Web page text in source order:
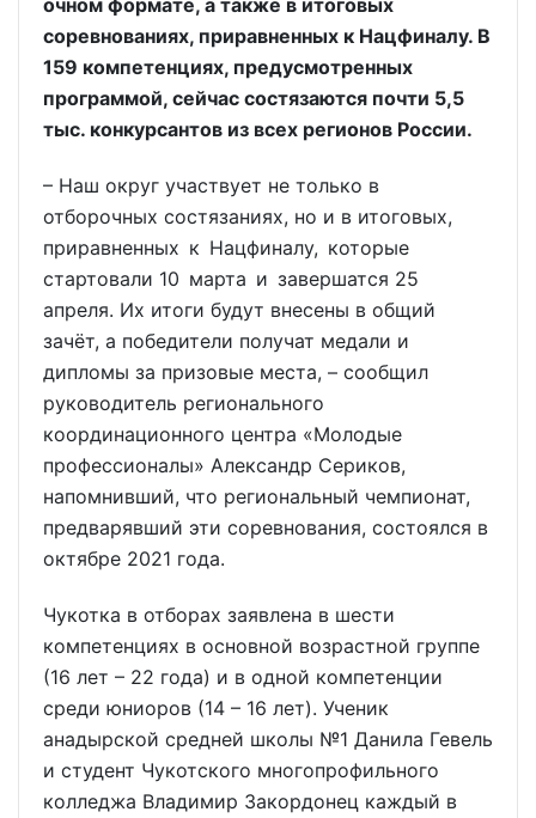
очном формате, а также в итоговых
соревнованиях, приравненных к Нацфиналу. В
159 компетенциях, предусмотренных
программой, сейчас состязаются почти 5,5
тыс. конкурсантов из всех регионов России.
– Наш округ участвует не только в
отборочных состязаниях, но и в итоговых,
приравненных к Нацфиналу, которые
стартовали 10 марта и завершатся 25
апреля. Их итоги будут внесены в общий
зачёт, а победители получат медали и
дипломы за призовые места, – сообщил
руководитель регионального
координационного центра «Молодые
профессионалы» Александр Сериков,
напомнивший, что региональный чемпионат,
предварявший эти соревнования, состоялся в
октябре 2021 года.
Чукотка в отборах заявлена в шести
компетенциях в основной возрастной группе
(16 лет – 22 года) и в одной компетенции
среди юниоров (14 – 16 лет). Ученик
анадырской средней школы №1 Данила Гевель
и студент Чукотского многопрофильного
колледжа Владимир Закордонец каждый в